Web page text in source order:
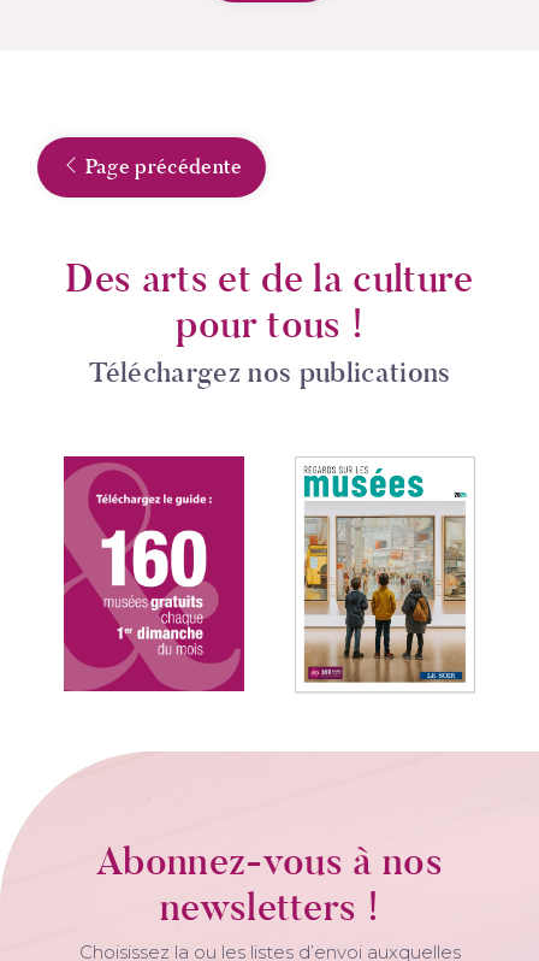
Page précédente
Des arts et de la culture
pour tous !
Téléchargez nos publications
Abonnez-vous à nos
newsletters !
Choisissez la ou les listes d’envoi auxquelles